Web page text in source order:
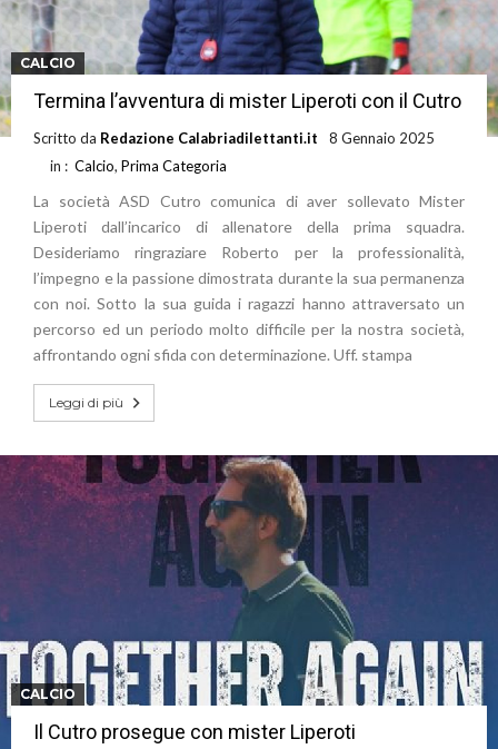
CALCIO
Termina l’avventura di mister Liperoti con il Cutro
Scritto da Redazione Calabriadilettanti.it
8 Gennaio 2025
in : Calcio, Prima Categoria
La società ASD Cutro comunica di aver sollevato Mister
Liperoti dall’incarico di allenatore della prima squadra.
Desideriamo ringraziare Roberto per la professionalità,
l’impegno e la passione dimostrata durante la sua permanenza
con noi. Sotto la sua guida i ragazzi hanno attraversato un
percorso ed un periodo molto difficile per la nostra società,
affrontando ogni sfida con determinazione. Uff. stampa
Leggi di più
CALCIO
Il Cutro prosegue con mister Liperoti